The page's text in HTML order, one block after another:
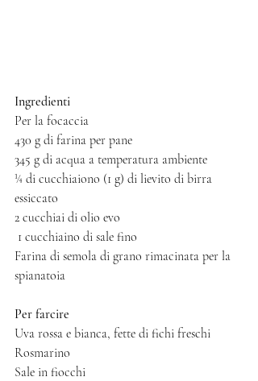
Ingredienti
Per la focaccia
430 g di farina per pane
345 g di acqua a temperatura ambiente
¼ di cucchiaiono (1 g) di lievito di birra
essiccato
2 cucchiai di olio evo
1 cucchiaino di sale fino
Farina di semola di grano rimacinata per la
spianatoia
Per farcire
Uva rossa e bianca, fette di fichi freschi
Rosmarino
Sale in fiocchi